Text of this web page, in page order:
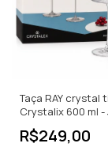
Taça RAY crystal
Crystalix 600 ml -
R$249,00